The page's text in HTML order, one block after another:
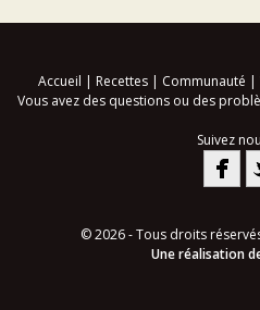
Accueil | Recettes| Communauté |
Vous avez des questions ou des
Suivez
© 2026 - Tous droits
Une réalisation